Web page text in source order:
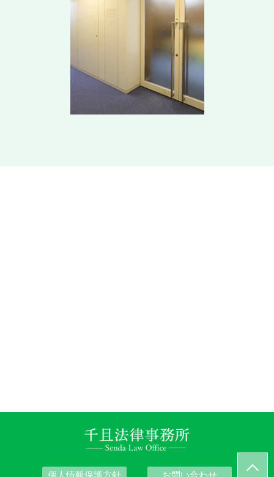
個人情報保護方針 お問い合わせ